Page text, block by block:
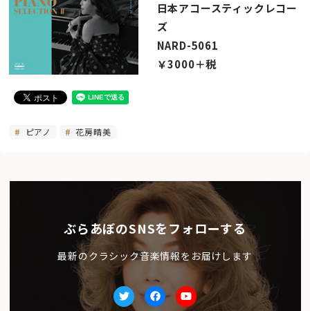
日本アコースティックレコー
ズ
NARD-5061
￥3000＋税
ピアノ 花房晴美
ぶらあぼのSNSをフォローする
最新のクラシック音楽情報をお届けします
TwitterfacebookYoutube